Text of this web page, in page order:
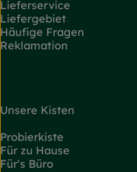
Lieferservice
Liefergebiet
Häufige Fragen
Reklamation
Unsere Kisten
Probierkiste
Für zu Hause
Für's Büro